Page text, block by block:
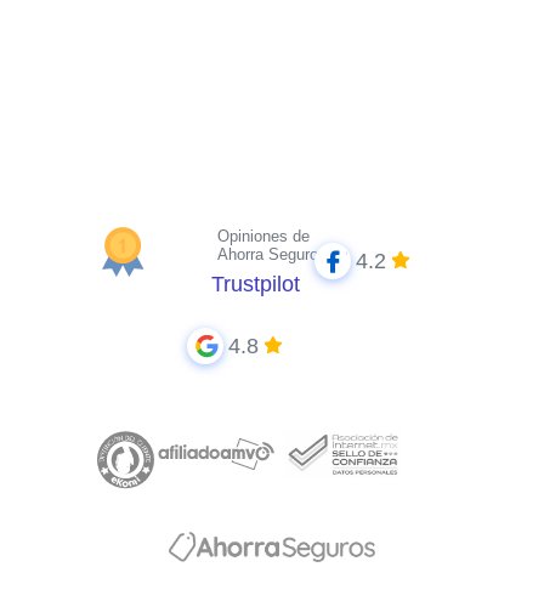
Opiniones de
Ahorra Seguros
Trustpilot
4.2
4.8